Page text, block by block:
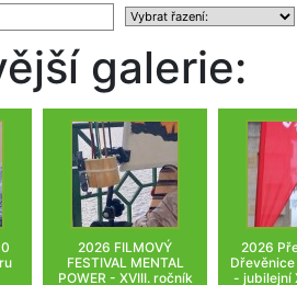
galerie:
2026 FILMOVÝ
FESTIVAL MENTAL
POWER - XVIII. ročník
2026
Dřevěnice
- jubilejní